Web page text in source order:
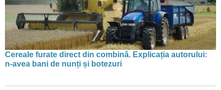
Cereale furate direct din combină. Explicația autorului:
n-avea bani de nunți și botezuri